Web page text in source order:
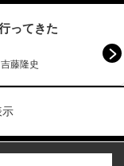
ってきた
吉藤隆史
示